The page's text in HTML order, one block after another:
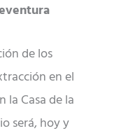
de los
en el
la Casa de la
será, hoy y